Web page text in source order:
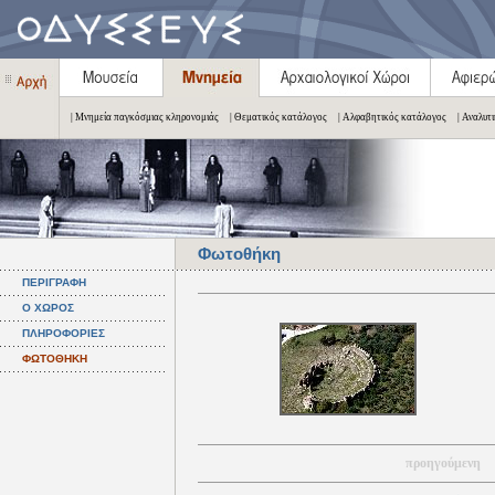
| Μνημεία παγκόσμιας κληρονομιάς | Θεματικός κατάλογος | Αλφαβητικός κατάλογος |
Φωτοθήκη
ΠΕΡΙΓΡΑΦΗ
Ο ΧΩΡΟΣ
ΠΛΗΡΟΦΟΡΙΕΣ
ΦΩΤΟΘΗΚΗ
προηγούμενη